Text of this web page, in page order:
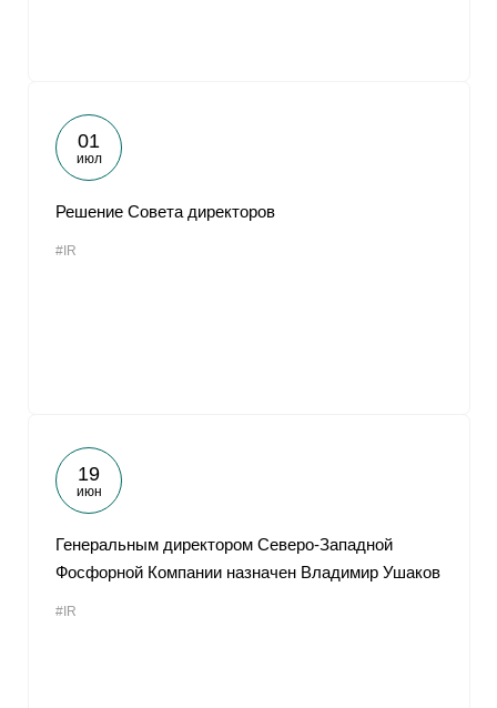
01
июл
Решение Совета директоров
#IR
19
июн
Генеральным директором Северо-Западной
Фосфорной Компании назначен Владимир Ушаков
#IR